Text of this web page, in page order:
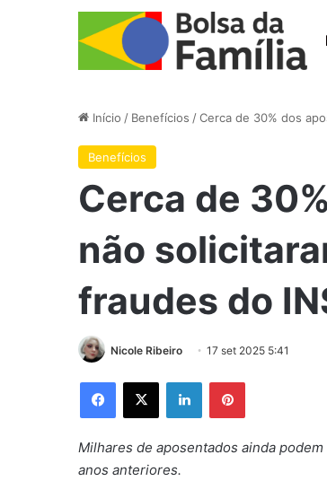
Início / Benefícios /Cerca de 30% dos
Benefícios
Cerca de
não
fraudes do
Nicole Ribeiro 17 set 2025 5:41
Facebook
X LinkedinPinterest
Milhares de aposentados ainda
anos anteriores.